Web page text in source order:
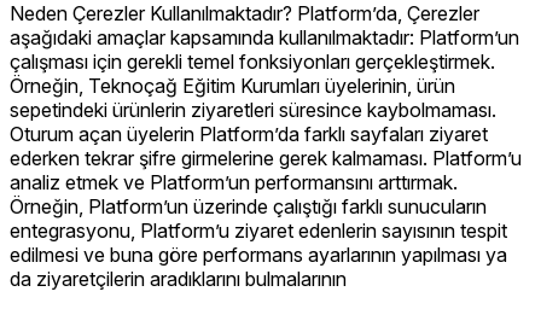
Neden Çerezler Kullanılmaktadır? Platform’da, Çerezler
aşağıdaki amaçlar kapsamında kullanılmaktadır: Platform’un
çalışması için gerekli temel fonksiyonları gerçekleştirmek.
Örneğin, Teknoçağ Eğitim Kurumları üyelerinin, ürün
sepetindeki ürünlerin ziyaretleri süresince kaybolmaması.
Oturum açan üyelerin Platform’da farklı sayfaları ziyaret
ederken tekrar şifre girmelerine gerek kalmaması. Platform’u
analiz etmek ve Platform’un performansını arttırmak.
Örneğin, Platform’un üzerinde çalıştığı farklı sunucuların
entegrasyonu, Platform’u ziyaret edenlerin sayısının tespit
edilmesi ve buna göre performans ayarlarının yapılması ya
da ziyaretçilerin aradıklarını bulmalarının